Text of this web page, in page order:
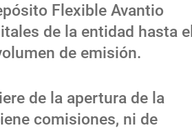
Flexible Avantio
de la entidad hasta el
de emisión.
de la apertura de la
comisiones, ni de